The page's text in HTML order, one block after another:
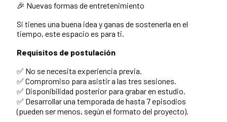
🎉 Nuevas formas de entretenimiento
Si tienes una buena idea y ganas de sostenerla en el
tiempo, este espacio es para ti.
Requisitos de postulación
✅ No se necesita experiencia previa.
✅ Compromiso para asistir a las tres sesiones.
✅ Disponibilidad posterior para grabar en estudio.
✅ Desarrollar una temporada de hasta 7 episodios
(pueden ser menos, según el formato del proyecto).